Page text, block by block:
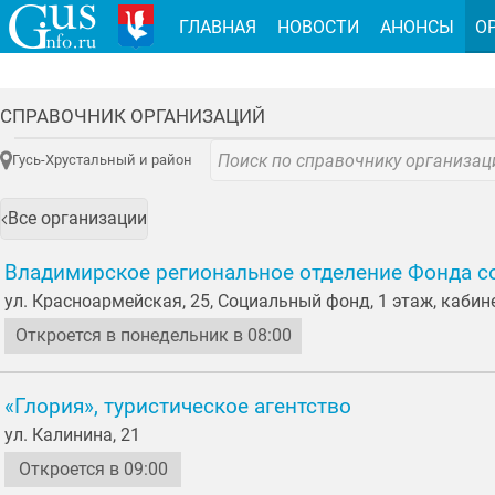
СПРАВОЧНИК ОРГАНИЗАЦИЙ
Гусь-Хрустальный и район
Все организации
Владимирское региональное отделение Фонда
ул. Красноармейская, 25, Социальный фонд, 1 этаж,
Откроется в понедельник в 08:00
«Глория», туристическое агентство
ул. Калинина, 21
Откроется в 09:00
ГЛАВНАЯ НОВОСТИ АНОНСЫ